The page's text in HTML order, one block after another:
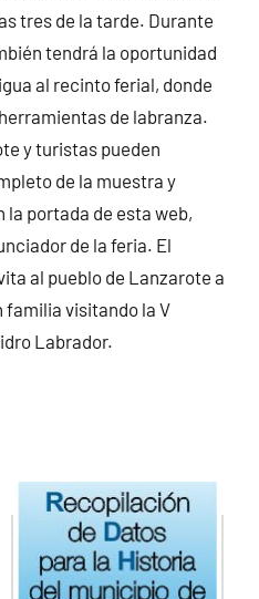
tres de la tarde. Durante
tendrá la oportunidad
al recinto ferial, donde
de labranza.
y turistas pueden
de la muestra y
la portada de esta web,
de la feria. El
al pueblo de Lanzarote a
familia visitando la V
Labrador.